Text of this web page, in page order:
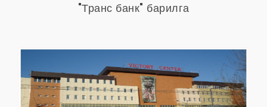
"Транс банк" барилга